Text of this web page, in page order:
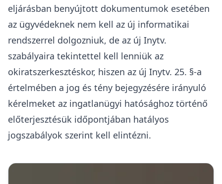
eljárásban benyújtott dokumentumok esetében
az ügyvédeknek nem kell az új informatikai
rendszerrel dolgozniuk, de az új Inytv.
szabályaira tekintettel kell lenniük az
okiratszerkesztéskor, hiszen az új Inytv. 25. §-a
értelmében a jog és tény bejegyzésére irányuló
kérelmeket az ingatlanügyi hatósághoz történő
előterjesztésük időpontjában hatályos
jogszabályok szerint kell elintézni.